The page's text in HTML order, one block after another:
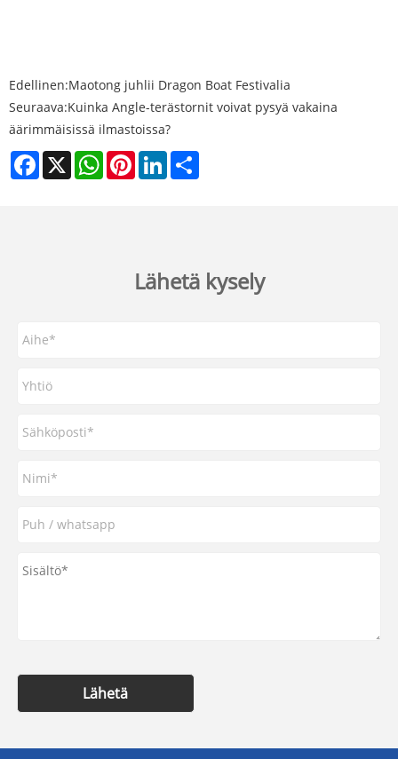
Edellinen:Maotong juhlii Dragon Boat Festivalia
Seuraava:Kuinka Angle-terästornit voivat pysyä vakaina
äärimmäisissä ilmastoissa?
Facebook
X WhatsAppPinterestLinkedIn
Lähetä kysely
Lähetä